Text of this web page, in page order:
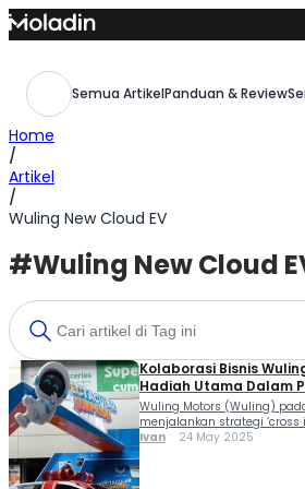
Skip
to
Semua ArtikelPanduan & Review
Home
/
Artikel
/
Wuling New Cloud EV
#Wuling New Cloud
Kolaborasi Bisnis
Hadiah Utama Dalam
Wuling Motors (Wuling)
menjalankan strategi
kolaborasi bisnis Wuling
Ivan 24 May 2025